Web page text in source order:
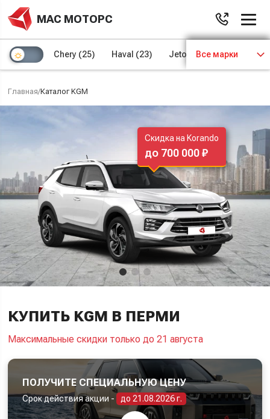
МАС МОТОРС
Chery (25) Haval (23) Jetour (8) Kaiyi (4)
Все марки
Главная/Каталог KGM
КУПИТЬ KGM В ПЕРМИ
Максимальные скидки только до 21 августа
ПОЛУЧИТЕ СПЕЦИАЛЬНУЮ ЦЕНУ
Срок действия акции - до 21.08.2026 г.
Скидка на Korando
до 700 000 ₽